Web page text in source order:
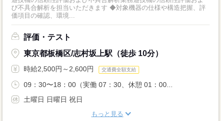
び不具合解析を担当いただきます ◆対象機器の仕様や構造把握、評
価項目の確認、環境...
評価・テスト
東京都板橋区/志村坂上駅（徒歩 10分）
時給2,500円～2,600円 交通費全額支給
09：30〜18：00（実働 07：30、休憩 01：00...
土曜日 日曜日 祝日
もっと見る